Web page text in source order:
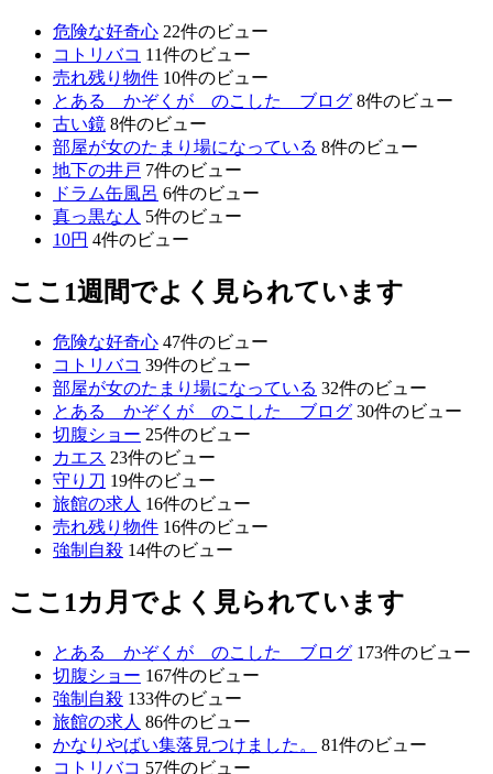
危険な好奇心 22件のビュー
コトリバコ 11件のビュー
売れ残り物件 10件のビュー
とある かぞくが のこした ブログ 8件のビュー
古い鏡 8件のビュー
部屋が女のたまり場になっている 8件のビュー
地下の井戸 7件のビュー
ドラム缶風呂 6件のビュー
真っ黒な人 5件のビュー
10円 4件のビュー
ここ1週間でよく見られています
危険な好奇心 47件のビュー
コトリバコ 39件のビュー
部屋が女のたまり場になっている 32件のビュー
とある かぞくが のこした ブログ 30件のビュー
切腹ショー 25件のビュー
カエス 23件のビュー
守り刀 19件のビュー
旅館の求人 16件のビュー
売れ残り物件 16件のビュー
強制自殺 14件のビュー
ここ1カ月でよく見られています
とある かぞくが のこした ブログ 173件のビュー
切腹ショー 167件のビュー
強制自殺 133件のビュー
旅館の求人 86件のビュー
かなりやばい集落見つけました。
81件のビュー
コトリバコ 57件のビュー